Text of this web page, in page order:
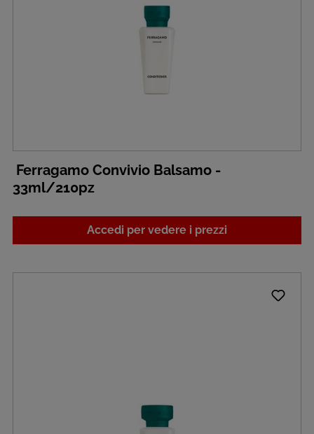
Ferragamo Convivio Balsamo -
33ml/210pz
Accedi per vedere i prezzi